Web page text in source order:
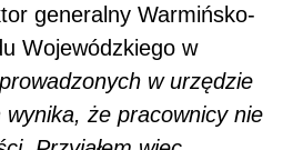
generalny Warmińsko-
Wojewódzkiego w
w urzędzie
że pracownicy nie